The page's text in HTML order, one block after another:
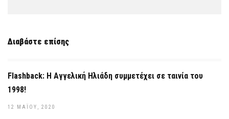
Διαβάστε επίσης
Flashback: Η Αγγελική Ηλιάδη συμμετέχει σε ταινία του
1998!
12 ΜΑΪ́ΟΥ, 2020